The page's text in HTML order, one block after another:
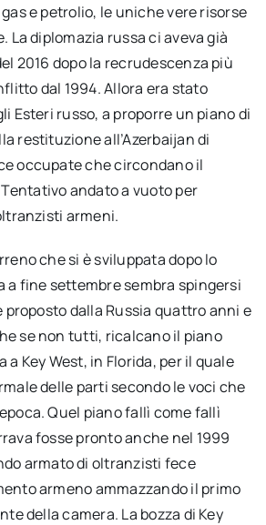
e petrolio, le uniche vere risorse
La diplomazia russa ci aveva già
2016 dopo la recrudescenza più
dal 1994. Allora era stato
Esteri russo, a proporre un piano di
restituzione all’Azerbaijan di
occupate che circondano il
andato a vuoto per
armeni.
che si è sviluppata dopo lo
a fine settembre sembra spingersi
proposto dalla Russia quattro anni e
se non tutti, ricalcano il piano
Key West, in Florida, per il quale
delle parti secondo le voci che
Quel piano fallì come fallì
fosse pronto anche nel 1999
armato di oltranzisti fece
armeno ammazzando il primo
della camera. La bozza di Key